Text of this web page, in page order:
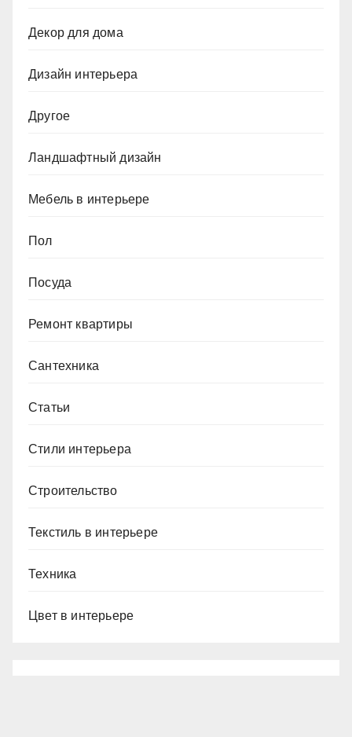
Декор для дома
Дизайн интерьера
Другое
Ландшафтный дизайн
Мебель в интерьере
Пол
Посуда
Ремонт квартиры
Сантехника
Статьи
Стили интерьера
Строительство
Текстиль в интерьере
Техника
Цвет в интерьере